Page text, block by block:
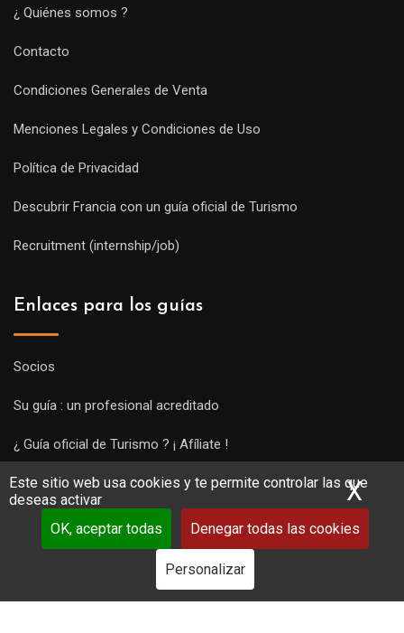
Este sitio web usa cookies y te permite controlar las que
deseas activar
OK, aceptar todas
Denegar todas las cookies
Personalizar
X
¿ Quiénes somos ?
Contacto
Condiciones Generales de Venta
Menciones Legales y Condiciones de Uso
Política de Privacidad
Descubrir Francia con un guía oficial de Turismo
Recruitment (internship/job)
Enlaces para los guías
Socios
Su guía : un profesional acreditado
¿ Guía oficial de Turismo ? ¡ Afíliate !
Subir una visita y empezar a trabajar !